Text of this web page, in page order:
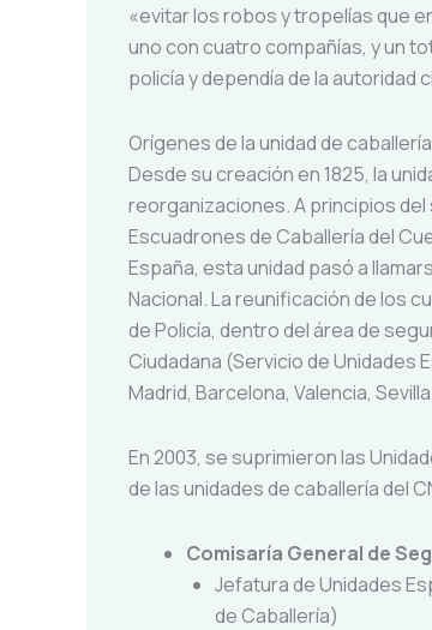
«evitar los robos y tropelías que
uno con cuatro compañías, y un
policía y dependía de la autoridad
Orígenes de la unidad de caballería
Desde su creación en 1825, la
reorganizaciones. A principios
Escuadrones de Caballería del
España, esta unidad pasó a
Nacional. La reunificación de los
de Policía, dentro del área de
Ciudadana (Servicio de Unidades
Madrid, Barcelona, Valencia,
En 2003, se suprimieron las
de las unidades de caballería del
Comisaría General de
Jefatura de Unidades
de Caballería)